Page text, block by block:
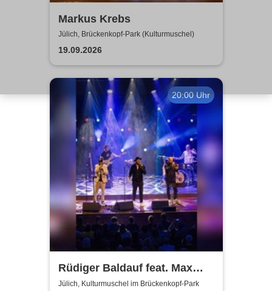
Markus Krebs
Jülich, Brückenkopf-Park (Kulturmuschel)
19.09.2026
20:00 Uhr
Rüdiger Baldauf feat. Max
Mutzke
Jülich, Kulturmuschel im Brückenkopf-Park